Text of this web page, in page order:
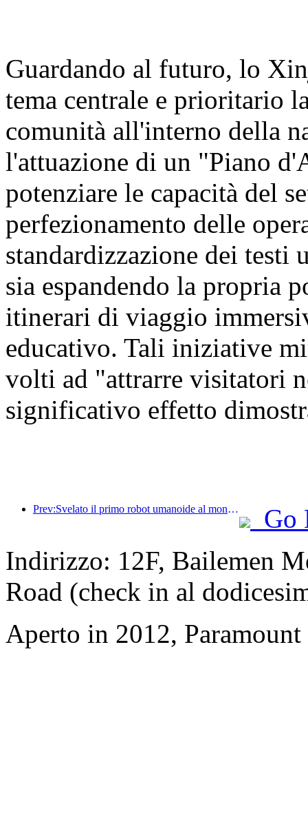
Guardando al futuro, lo
tema centrale e prioritario
comunità all'interno della
l'attuazione di un "Piano
potenziare le capacità del
perfezionamento delle
standardizzazione dei
sia espandendo la propria
itinerari di viaggio
educativo. Tali iniziative
volti ad "attrarre visitatori
significativo effetto
Prev:Svelato il primo robot umanoide al mondo specializzato nei servizi di ristorazione multi-scenario.
Go
Indirizzo: 12F, Bailemen
Road (check in al
Aperto in 2012,